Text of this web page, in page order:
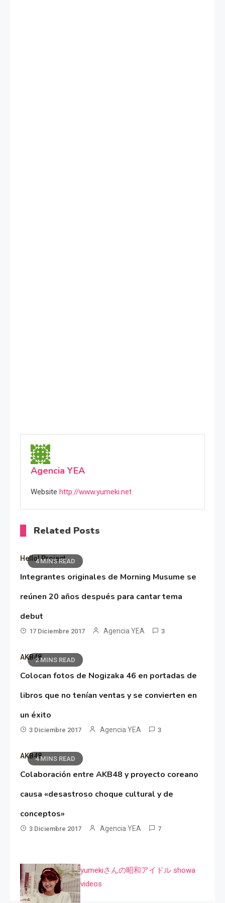
Agencia YEA
Website http://www.yumeki.net
Related Posts
4 MINS READ
Hello! Project
Integrantes originales de Morning Musume se
reúnen 20 años después para cantar tema
debut
17 Diciembre 2017 Agencia YEA 3
2 MINS READ
AKB48
Colocan fotos de Nogizaka 46 en portadas de
libros que no tenían ventas y se convierten en
un éxito
3 Diciembre 2017 Agencia YEA 3
4 MINS READ
AKB48
Colaboración entre AKB48 y proyecto coreano
causa «desastroso choque cultural y de
conceptos»
3 Diciembre 2017 Agencia YEA 7
yumekiさんの昭和アイドル showa
videos